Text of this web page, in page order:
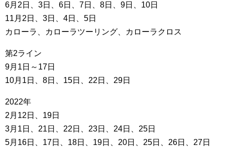
6月2日、3日、6日、7日、8日、9日、10日
11月2日、3日、4日、5日
カローラ、カローラツーリング、カローラクロス
第2ライン
9月1日～17日
10月1日、8日、15日、22日、29日
2022年
2月12日、19日
3月1日、21日、22日、23日、24日、25日
5月16日、17日、18日、19日、20日、25日、26日、27日